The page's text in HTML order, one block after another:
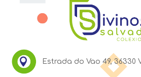
 Estrada do Vao 49, 36330